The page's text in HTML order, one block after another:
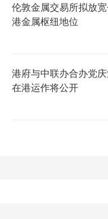
伦敦金属交易所拟放
港金属枢纽地位
港府与中联办合办党
在港运作将公开